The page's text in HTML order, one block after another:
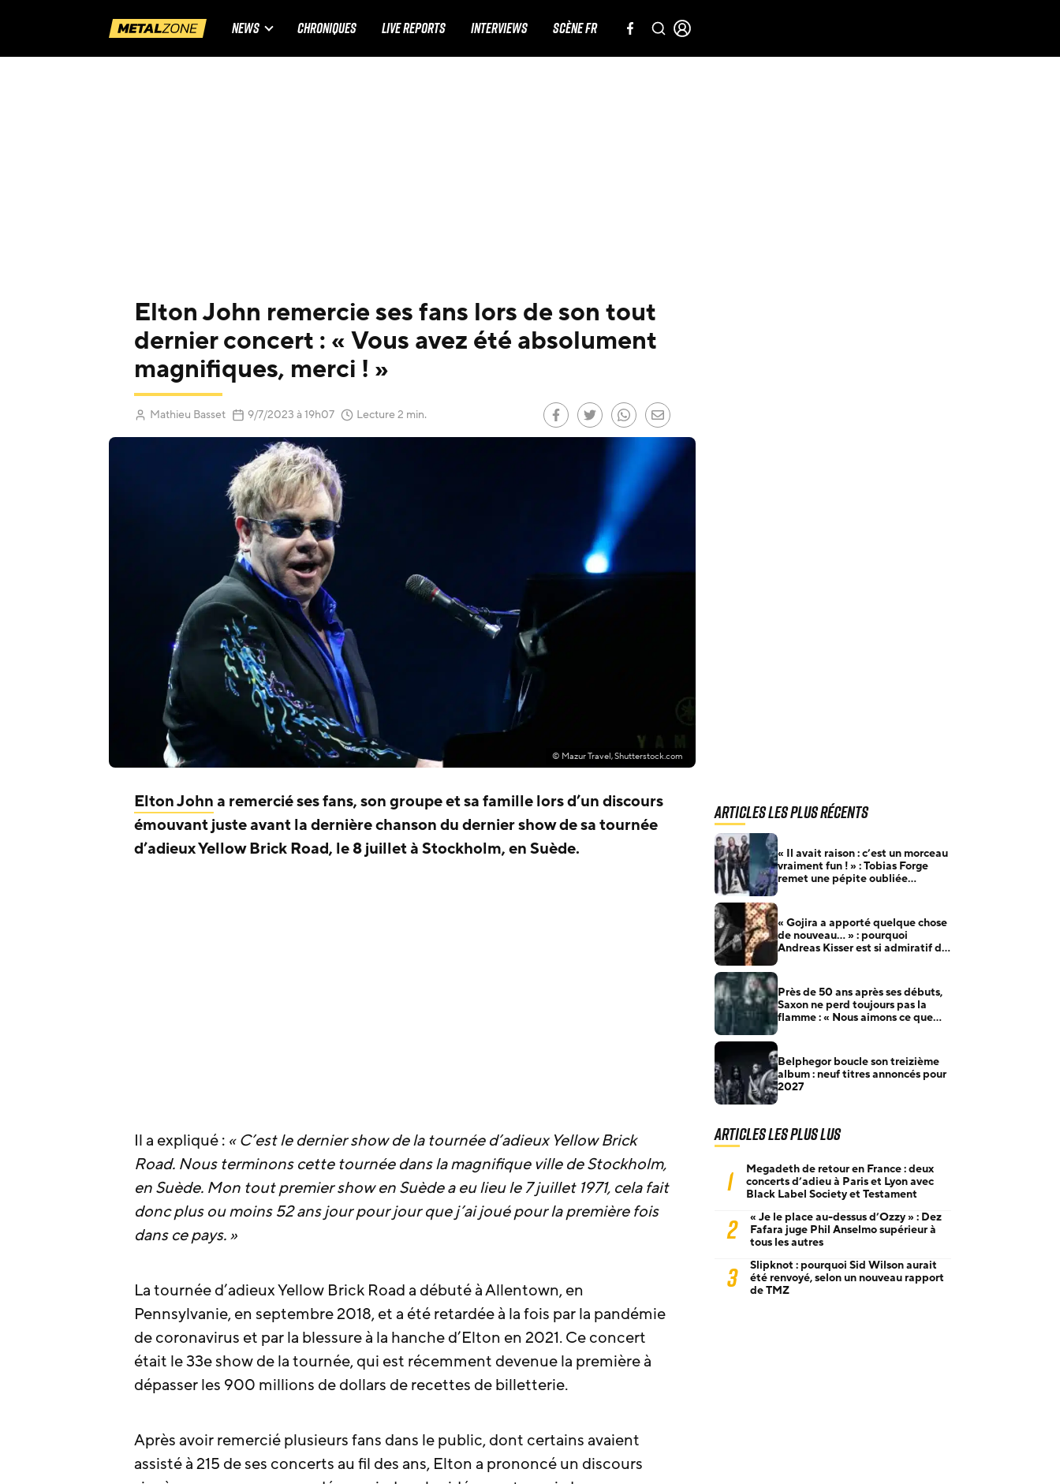
NEWS CHRONIQUES LIVE REPORTS INTERVIEWS SCÈNE FR
Elton John remercie ses fans lors de son tout
dernier concert : « Vous avez été absolument
magnifiques, merci ! »
Mathieu Basset 9/7/2023 à 19h07 Lecture 2 min.
© Mazur Travel, Shutterstock.com
Elton Johna remercié ses fans, son groupe et sa famille lors d’un discours
émouvant juste avant la dernière chanson du dernier show de sa tournée
d’adieux Yellow Brick Road, le 8 juillet à Stockholm, en Suède.
Il a expliqué : « C’est le dernier show de la tournée d’adieux Yellow Brick
Road. Nous terminons cette tournée dans la magnifique ville de Stockholm,
en Suède. Mon tout premier show en Suède a eu lieu le 7 juillet 1971, cela fait
donc plus ou moins 52 ans jour pour jour que j’ai joué pour la première fois
dans ce pays. »
La tournée d’adieux Yellow Brick Road a débuté à Allentown, en
Pennsylvanie, en septembre 2018, et a été retardée à la fois par la pandémie
de coronavirus et par la blessure à la hanche d’Elton en 2021. Ce concert
était le 33e show de la tournée, qui est récemment devenue la première à
dépasser les 900 millions de dollars de recettes de billetterie.
Après avoir remercié plusieurs fans dans le public, dont certains avaient
assisté à 215 de ses concerts au fil des ans, Elton a prononcé un discours
Articles les plus récents
« Il avait raison : c’est un morceau
vraiment fun ! » : Tobias Forge
remet une pépite oubliée
« Gojira a apporté quelque chose
de nouveau… » : pourquoi
Andreas Kisser est si admiratif du
Près de 50 ans après ses débuts,
Saxon ne perd toujours pas la
flamme : « Nous aimons ce que
Belphegor boucle son treizième
album : neuf titres annoncés pour
2027
Articles les plus lus
1
Megadeth de retour en France : deux
concerts d’adieu à Paris et Lyon avec
Black Label Society et Testament
2
« Je le place au-dessus d’Ozzy » : Dez
Fafara juge Phil Anselmo supérieur à
tous les autres
3
Slipknot : pourquoi Sid Wilson aurait
été renvoyé, selon un nouveau rapport
de TMZ